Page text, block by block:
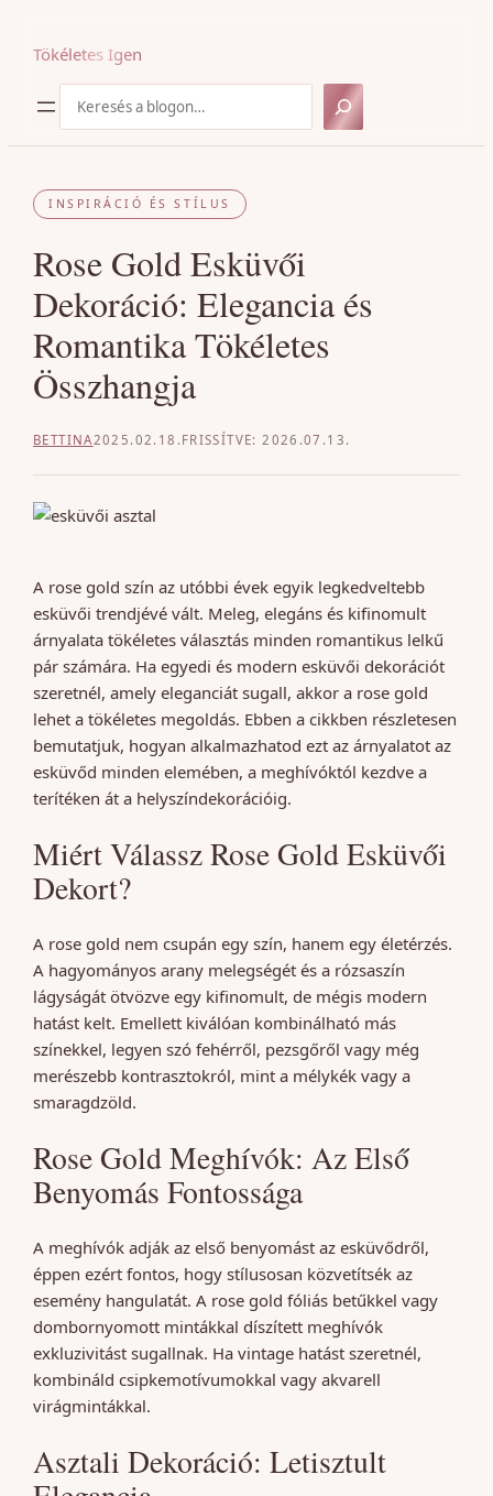
Tökéletes Igen
INSPIRÁCIÓ ÉS STÍLUS
Rose Gold Esküvői
Dekoráció: Elegancia és
Romantika Tökéletes
Összhangja
BETTINA2025.02.18. 2026.07.13.
A rose gold szín az utóbbi évek egyik legkedveltebb
esküvői trendjévé vált. Meleg, elegáns és kifinomult
árnyalata tökéletes választás minden romantikus lelkű
pár számára. Ha egyedi és modern esküvői dekorációt
szeretnél, amely eleganciát sugall, akkor a rose gold
lehet a tökéletes megoldás. Ebben a cikkben részletesen
bemutatjuk, hogyan alkalmazhatod ezt az árnyalatot az
esküvőd minden elemében, a meghívóktól kezdve a
terítéken át a helyszíndekorációig.
Miért Válassz Rose Gold Esküvői
Dekort?
A rose gold nem csupán egy szín, hanem egy életérzés.
A hagyományos arany melegségét és a rózsaszín
lágyságát ötvözve egy kifinomult, de mégis modern
hatást kelt. Emellett kiválóan kombinálható más
színekkel, legyen szó fehérről, pezsgőről vagy még
merészebb kontrasztokról, mint a mélykék vagy a
smaragdzöld.
Rose Gold Meghívók: Az Első
Benyomás Fontossága
A meghívók adják az első benyomást az esküvődről,
éppen ezért fontos, hogy stílusosan közvetítsék az
esemény hangulatát. A rose gold fóliás betűkkel vagy
dombornyomott mintákkal díszített meghívók
exkluzivitást sugallnak. Ha vintage hatást szeretnél,
kombináld csipkemotívumokkal vagy akvarell
virágmintákkal.
Asztali Dekoráció: Letisztult